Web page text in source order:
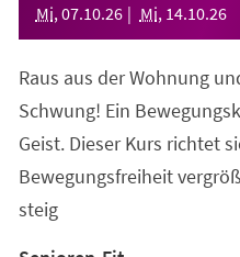
Mi, 07.10.26 Mi, 14.10.26
Raus aus der Wohnung
Schwung! Ein
Geist. Dieser Kurs richtet
Bewegungsfreiheit
steig